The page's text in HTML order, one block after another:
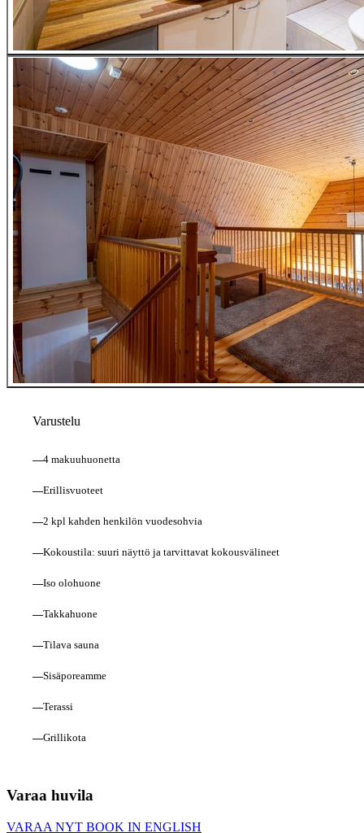
Varustelu
—4 makuuhuonetta
—Erillisvuoteet
—2 kpl kahden henkilön vuodesohvia
—Kokoustila: suuri näyttö ja tarvittavat kokousvälineet
—Iso olohuone
—Takkahuone
—Tilava sauna
—Sisäporeamme
—Terassi
—Grillikota
Varaa huvila
VARAA NYT BOOK IN ENGLISH